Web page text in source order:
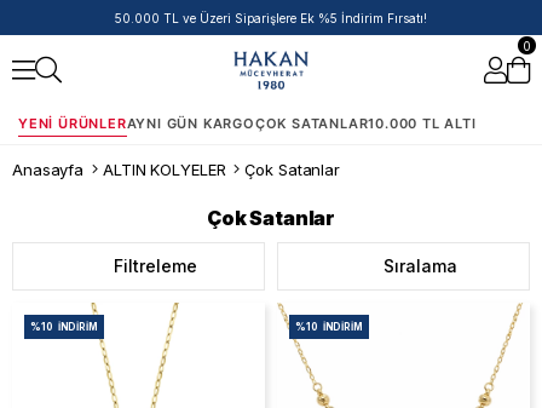
50.000 TL ve Üzeri Siparişlere Ek %5 İndirim Fırsatı!
0
YENI ÜRÜNLERAYNI GÜN KARGOÇOK SATANLAR10.000 TL ALTI
Anasayfa ALTIN KOLYELER Çok Satanlar
Çok Satanlar
Filtreleme Sıralama
%10 İNDIRIM %10 İNDIRIM